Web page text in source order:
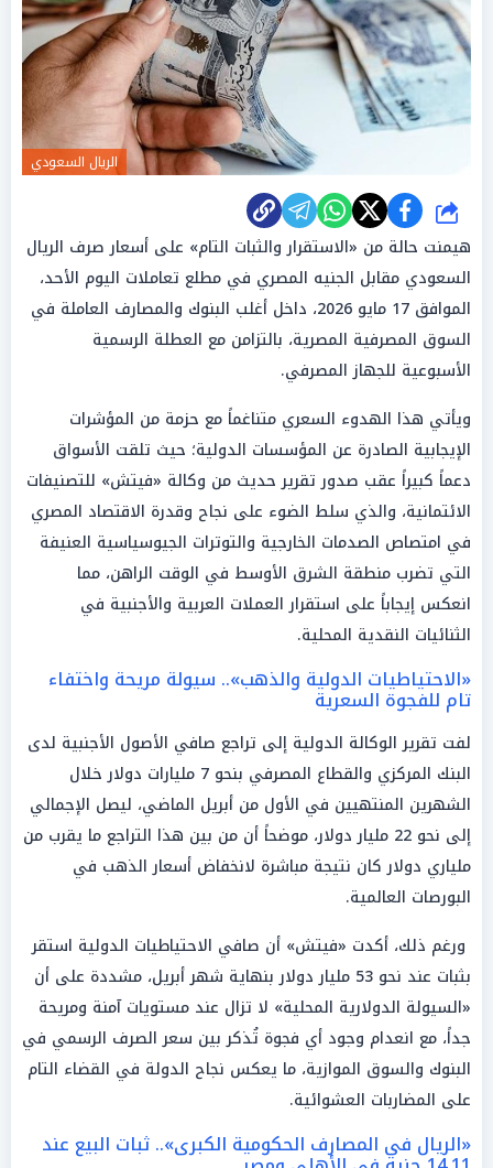
الريال السعودي
شارك
هيمنت حالة من «الاستقرار والثبات التام» على أسعار صرف الريال
السعودي مقابل الجنيه المصري في مطلع تعاملات اليوم الأحد،
الموافق 17 مايو 2026، داخل أغلب البنوك والمصارف العاملة في
السوق المصرفية المصرية، بالتزامن مع العطلة الرسمية
الأسبوعية للجهاز المصرفي.
ويأتي هذا الهدوء السعري متناغماً مع حزمة من المؤشرات
الإيجابية الصادرة عن المؤسسات الدولية؛ حيث تلقت الأسواق
دعماً كبيراً عقب صدور تقرير حديث من وكالة «فيتش» للتصنيفات
الائتمانية، والذي سلط الضوء على نجاح وقدرة الاقتصاد المصري
في امتصاص الصدمات الخارجية والتوترات الجيوسياسية العنيفة
التي تضرب منطقة الشرق الأوسط في الوقت الراهن، مما
انعكس إيجاباً على استقرار العملات العربية والأجنبية في
الثنائيات النقدية المحلية.
«الاحتياطيات الدولية والذهب».. سيولة مريحة واختفاء
تام للفجوة السعرية
لفت تقرير الوكالة الدولية إلى تراجع صافي الأصول الأجنبية لدى
البنك المركزي والقطاع المصرفي بنحو 7 مليارات دولار خلال
الشهرين المنتهيين في الأول من أبريل الماضي، ليصل الإجمالي
إلى نحو 22 مليار دولار، موضحاً أن من بين هذا التراجع ما يقرب من
ملياري دولار كان نتيجة مباشرة لانخفاض أسعار الذهب في
البورصات العالمية.
ورغم ذلك، أكدت «فيتش» أن صافي الاحتياطيات الدولية استقر
بثبات عند نحو 53 مليار دولار بنهاية شهر أبريل، مشددة على أن
«السيولة الدولارية المحلية» لا تزال عند مستويات آمنة ومريحة
جداً، مع انعدام وجود أي فجوة تُذكر بين سعر الصرف الرسمي في
البنوك والسوق الموازية، ما يعكس نجاح الدولة في القضاء التام
على المضاربات العشوائية.
«الريال في المصارف الحكومية الكبرى».. ثبات البيع عند